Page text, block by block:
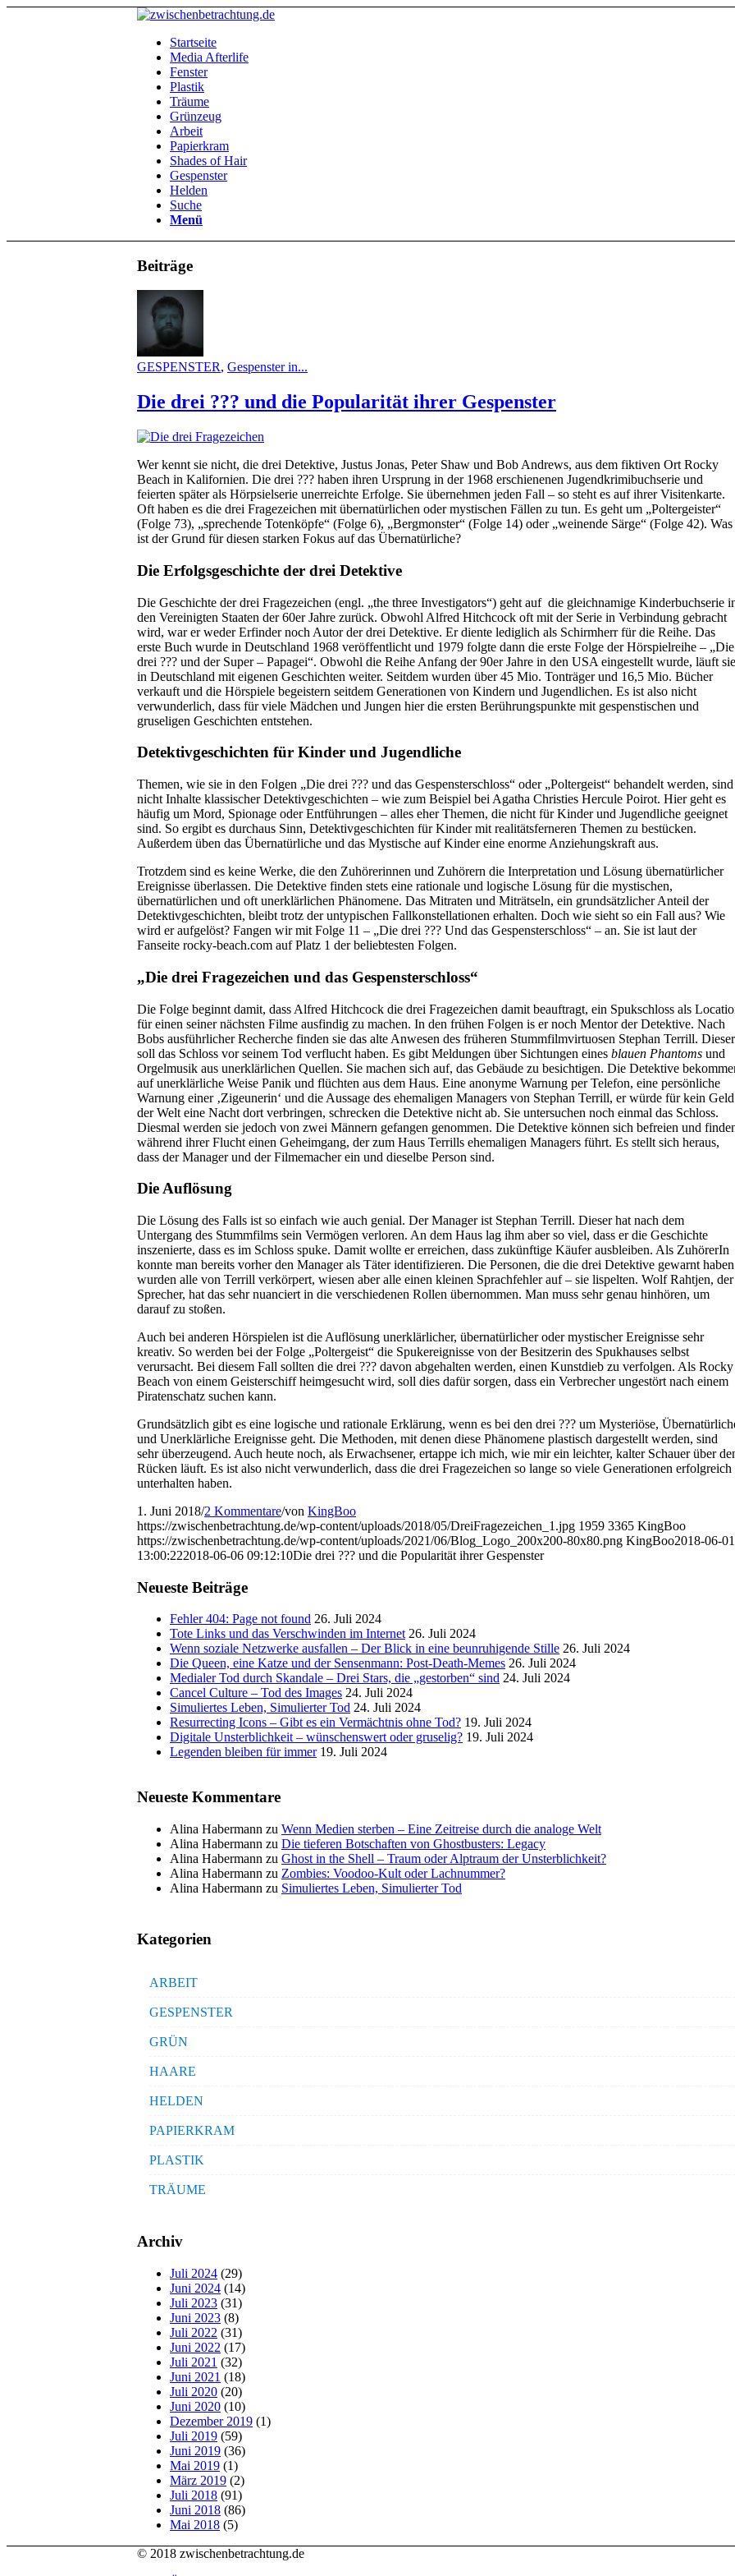
Startseite
Media Afterlife
Fenster
Plastik
Träume
Grünzeug
Arbeit
Papierkram
Shades of Hair
Gespenster
Helden
Suche
Menü
Beiträge
GESPENSTER, Gespenster in...
Die drei ??? und die Popularität ihrer Gespenster
Wer kennt sie nicht, die drei Detektive, Justus Jonas, Peter Shaw und Bob Andrews, aus dem fiktiven Ort Rocky
Beach in Kalifornien. Die drei ??? haben ihren Ursprung in der 1968 erschienenen Jugendkrimibuchserie und
feierten später als Hörpsielserie unerreichte Erfolge. Sie übernehmen jeden Fall – so steht es auf ihrer Visitenkarte.
Oft haben es die drei Fragezeichen mit übernatürlichen oder mystischen Fällen zu tun. Es geht um „Poltergeister“
(Folge 73), „sprechende Totenköpfe“ (Folge 6), „Bergmonster“ (Folge 14) oder „weinende Särge“ (Folge 42). Was
ist der Grund für diesen starken Fokus auf das Übernatürliche?
Die Erfolgsgeschichte der drei Detektive
Die Geschichte der drei Fragezeichen (engl. „the three Investigators“) geht auf die gleichnamige Kinderbuchserie
den Vereinigten Staaten der 60er Jahre zurück. Obwohl Alfred Hitchcock oft mit der Serie in Verbindung gebracht
wird, war er weder Erfinder noch Autor der drei Detektive. Er diente lediglich als Schirmherr für die Reihe. Das
erste Buch wurde in Deutschland 1968 veröffentlicht und 1979 folgte dann die erste Folge der Hörspielreihe – „Die
drei ??? und der Super – Papagei“. Obwohl die Reihe Anfang der 90er Jahre in den USA eingestellt wurde, läuft sie
in Deutschland mit eigenen Geschichten weiter. Seitdem wurden über 45 Mio. Tonträger und 16,5 Mio. Bücher
verkauft und die Hörspiele begeistern seitdem Generationen von Kindern und Jugendlichen. Es ist also nicht
verwunderlich, dass für viele Mädchen und Jungen hier die ersten Berührungspunkte mit gespenstischen und
gruseligen Geschichten entstehen.
Detektivgeschichten für Kinder und Jugendliche
Themen, wie sie in den Folgen „Die drei ??? und das Gespensterschloss“ oder „Poltergeist“ behandelt werden, sind
nicht Inhalte klassischer Detektivgeschichten – wie zum Beispiel bei Agatha Christies Hercule Poirot. Hier geht es
häufig um Mord, Spionage oder Entführungen – alles eher Themen, die nicht für Kinder und Jugendliche geeignet
sind. So ergibt es durchaus Sinn, Detektivgeschichten für Kinder mit realitätsferneren Themen zu bestücken.
Außerdem üben das Übernatürliche und das Mystische auf Kinder eine enorme Anziehungskraft aus.
Trotzdem sind es keine Werke, die den Zuhörerinnen und Zuhörern die Interpretation und Lösung übernatürlicher
Ereignisse überlassen. Die Detektive finden stets eine rationale und logische Lösung für die mystischen,
übernatürlichen und oft unerklärlichen Phänomene. Das Mitraten und Miträtseln, ein grundsätzlicher Anteil der
Detektivgeschichten, bleibt trotz der untypischen Fallkonstellationen erhalten. Doch wie sieht so ein Fall aus? Wie
wird er aufgelöst? Fangen wir mit Folge 11 – „Die drei ??? Und das Gespensterschloss“ – an. Sie ist laut der
Fanseite rocky-beach.com auf Platz 1 der beliebtesten Folgen.
„Die drei Fragezeichen und das Gespensterschloss“
Die Folge beginnt damit, dass Alfred Hitchcock die drei Fragezeichen damit beauftragt, ein Spukschloss als
für einen seiner nächsten Filme ausfindig zu machen. In den frühen Folgen is er noch Mentor der Detektive. Nach
Bobs ausführlicher Recherche finden sie das alte Anwesen des früheren Stummfilmvirtuosen Stephan Terrill. Dieser
soll das Schloss vor seinem Tod verflucht haben. Es gibt Meldungen über Sichtungen eines blauen Phantoms und
Orgelmusik aus unerklärlichen Quellen. Sie machen sich auf, das Gebäude zu besichtigen. Die Detektive
auf unerklärliche Weise Panik und flüchten aus dem Haus. Eine anonyme Warnung per Telefon, eine persönliche
Warnung einer ‚Zigeunerin‘ und die Aussage des ehemaligen Managers von Stephan Terrill, er würde für kein Geld
der Welt eine Nacht dort verbringen, schrecken die Detektive nicht ab. Sie untersuchen noch einmal das Schloss.
Diesmal werden sie jedoch von zwei Männern gefangen genommen. Die Detektive können sich befreien und
während ihrer Flucht einen Geheimgang, der zum Haus Terrills ehemaligen Managers führt. Es stellt sich heraus,
dass der Manager und der Filmemacher ein und dieselbe Person sind.
Die Auflösung
Die Lösung des Falls ist so einfach wie auch genial. Der Manager ist Stephan Terrill. Dieser hat nach dem
Untergang des Stummfilms sein Vermögen verloren. An dem Haus lag ihm aber so viel, dass er die Geschichte
inszenierte, dass es im Schloss spuke. Damit wollte er erreichen, dass zukünftige Käufer ausbleiben. Als ZuhörerIn
konnte man bereits vorher den Manager als Täter identifizieren. Die Personen, die die drei Detektive gewarnt haben
wurden alle von Terrill verkörpert, wiesen aber alle einen kleinen Sprachfehler auf – sie lispelten. Wolf Rahtjen, der
Sprecher, hat das sehr nuanciert in die verschiedenen Rollen übernommen. Man muss sehr genau hinhören, um
darauf zu stoßen.
Auch bei anderen Hörspielen ist die Auflösung unerklärlicher, übernatürlicher oder mystischer Ereignisse sehr
kreativ. So werden bei der Folge „Poltergeist“ die Spukereignisse von der Besitzerin des Spukhauses selbst
verursacht. Bei diesem Fall sollten die drei ??? davon abgehalten werden, einen Kunstdieb zu verfolgen. Als Rocky
Beach von einem Geisterschiff heimgesucht wird, soll dies dafür sorgen, dass ein Verbrecher ungestört nach einem
Piratenschatz suchen kann.
Grundsätzlich gibt es eine logische und rationale Erklärung, wenn es bei den drei ??? um Mysteriöse,
und Unerklärliche Ereignisse geht. Die Methoden, mit denen diese Phänomene plastisch dargestellt werden, sind
sehr überzeugend. Auch heute noch, als Erwachsener, ertappe ich mich, wie mir ein leichter, kalter Schauer über
Rücken läuft. Es ist also nicht verwunderlich, dass die drei Fragezeichen so lange so viele Generationen erfolgreich
unterhalten haben.
1. Juni 2018/2 Kommentare/von KingBoo
https://zwischenbetrachtung.de/wp-content/uploads/2018/05/DreiFragezeichen_1.jpg 1959 3365 KingBoo
https://zwischenbetrachtung.de/wp-content/uploads/2021/06/Blog_Logo_200x200-80x80.png KingBoo2018-06-01
13:00:222018-06-06 09:12:10Die drei ??? und die Popularität ihrer Gespenster
Neueste Beiträge
Fehler 404: Page not found 26. Juli 2024
Tote Links und das Verschwinden im Internet 26. Juli 2024
Wenn soziale Netzwerke ausfallen – Der Blick in eine beunruhigende Stille 26. Juli 2024
Die Queen, eine Katze und der Sensenmann: Post-Death-Memes 26. Juli 2024
Medialer Tod durch Skandale – Drei Stars, die „gestorben“ sind 24. Juli 2024
Cancel Culture – Tod des Images 24. Juli 2024
Simuliertes Leben, Simulierter Tod 24. Juli 2024
Resurrecting Icons – Gibt es ein Vermächtnis ohne Tod? 19. Juli 2024
Digitale Unsterblichkeit – wünschenswert oder gruselig? 19. Juli 2024
Legenden bleiben für immer 19. Juli 2024
Neueste Kommentare
Alina Habermann zu Wenn Medien sterben – Eine Zeitreise durch die analoge Welt
Alina Habermann zu Die tieferen Botschaften von Ghostbusters: Legacy
Alina Habermann zu Ghost in the Shell – Traum oder Alptraum der Unsterblichkeit?
Alina Habermann zu Zombies: Voodoo-Kult oder Lachnummer?
Alina Habermann zu Simuliertes Leben, Simulierter Tod
Kategorien
ARBEIT
GESPENSTER
GRÜN
HAARE
HELDEN
PAPIERKRAM
PLASTIK
TRÄUME
Archiv
Juli 2024 (29)
Juni 2024 (14)
Juli 2023 (31)
Juni 2023 (8)
Juli 2022 (31)
Juni 2022 (17)
Juli 2021 (32)
Juni 2021 (18)
Juli 2020 (20)
Juni 2020 (10)
Dezember 2019 (1)
Juli 2019 (59)
Juni 2019 (36)
Mai 2019 (1)
März 2019 (2)
Juli 2018 (91)
Juni 2018 (86)
Mai 2018 (5)
© 2018 zwischenbetrachtung.de